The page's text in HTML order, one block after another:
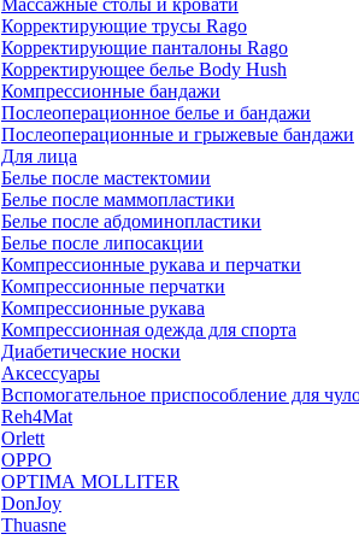
Массажные столы и кровати
Корректирующие трусы Rago
Корректирующие панталоны Rago
Корректирующее белье Body Hush
Компрессионные бандажи
Послеоперационное белье и бандажи
Послеоперационные и грыжевые бандажи
Для лица
Белье после мастектомии
Белье после маммопластики
Белье после абдоминопластики
Белье после липосакции
Компрессионные рукава и перчатки
Компрессионные перчатки
Компрессионные рукава
Компрессионная одежда для спорта
Диабетические носки
Аксессуары
Вспомогательное приспособление для
Reh4Mat
Orlett
OPPO
OPTIMA MOLLITER
DonJoy
Thuasne